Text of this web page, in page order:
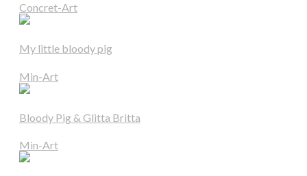
Concret-Art
My little bloody pig
Min-Art
Bloody Pig & Glitta Britta
Min-Art